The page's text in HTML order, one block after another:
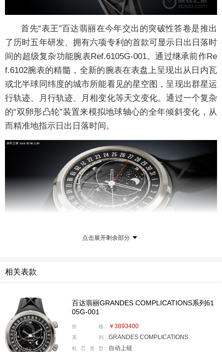
首先“表王”百达翡丽在今年交出的突破性答卷是推出
了历时五年研发、拥有六项专利的首款可显示日出日落时
间的超级复杂功能腕表Ref.6105G-001。通过继承前作Re
f.6102腕表的精髓，全新的腕表在表盘上呈现出从日内瓦
或北半球同纬度的城市所能看见的星空图，呈现出群星运
行轨迹、月行轨迹、月相变化等天文变化。通过一个复杂
的“双卵形凸轮”装置来模拟地球轴心的全年倾斜变化，从
而精准地指示日出日落时间。
以往带日出日落功能的表，切换夏冬令时非常麻烦，
夏令时或冬令时，而且在调校时间、日期的过程中会与日
出日落刻度自动同步联动。
点击展开剩余部分
相关表款
百达翡丽GRANDES COMPLICATIONS系列61
05G-001
价 格： ￥3893400
系 列： GRANDES COMPLICATIONS
机 芯 类 型： 自动上链